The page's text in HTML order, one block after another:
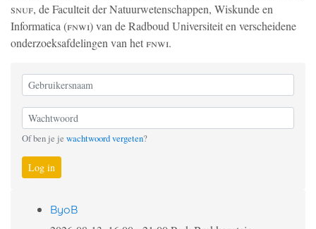
snuf, de Faculteit der Natuurwetenschappen, Wiskunde en
Informatica (fnwi) van de Radboud Universiteit en verscheidene
onderzoeksafdelingen van hetfnwi.
Of ben je je wachtwoord vergeten?
Log in
ByoB